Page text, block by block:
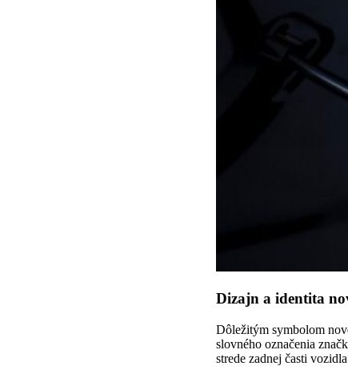
Dizajn a identita
Dôležitým symbolom
slovného označenia
strede zadnej časti